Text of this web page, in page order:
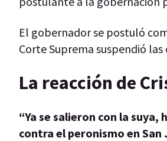
El gobernador se postuló
Corte Suprema suspendió
La reacción de
“Ya se salieron con la suya,
contra el peronismo en San